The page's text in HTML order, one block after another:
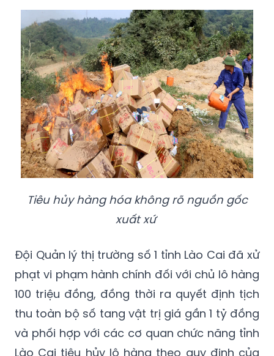
Tiêu hủy hàng hóa không rõ nguồn gốc
xuất xứ
Đội Quản lý thị trường số 1 tỉnh Lào Cai đã xử
phạt vi phạm hành chính đối với chủ lô hàng
100 triệu đồng, đồng thời ra quyết định tịch
thu toàn bộ số tang vật trị giá gần 1 tỷ đồng
và phối hợp với các cơ quan chức năng tỉnh
Lào Cai tiêu hủy lô hàng theo quy định của